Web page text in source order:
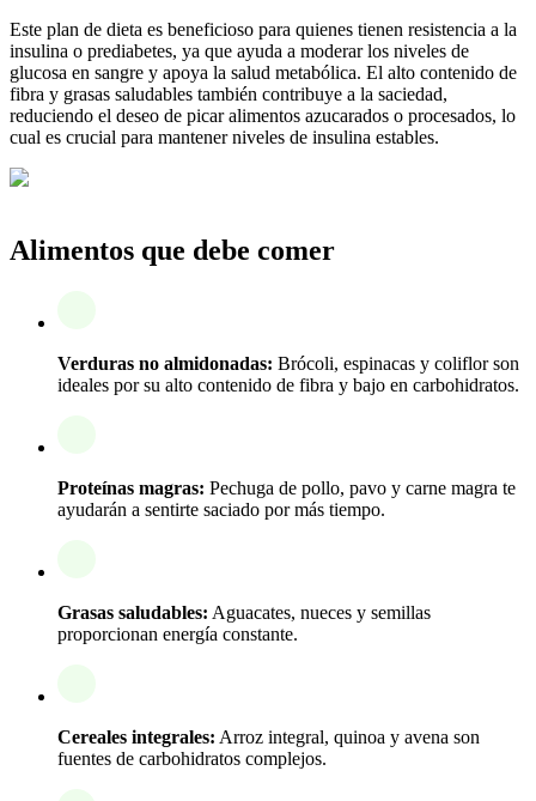
Este plan de dieta es beneficioso para quienes tienen resistencia a la
insulina o prediabetes, ya que ayuda a moderar los niveles de
glucosa en sangre y apoya la salud metabólica. El alto contenido de
fibra y grasas saludables también contribuye a la saciedad,
reduciendo el deseo de picar alimentos azucarados o procesados, lo
cual es crucial para mantener niveles de insulina estables.
Alimentos que debe comer
Verduras no almidonadas: Brócoli, espinacas y coliflor son
ideales por su alto contenido de fibra y bajo en carbohidratos.
Proteínas magras: Pechuga de pollo, pavo y carne magra te
ayudarán a sentirte saciado por más tiempo.
Grasas saludables: Aguacates, nueces y semillas
proporcionan energía constante.
Cereales integrales: Arroz integral, quinoa y avena son
fuentes de carbohidratos complejos.